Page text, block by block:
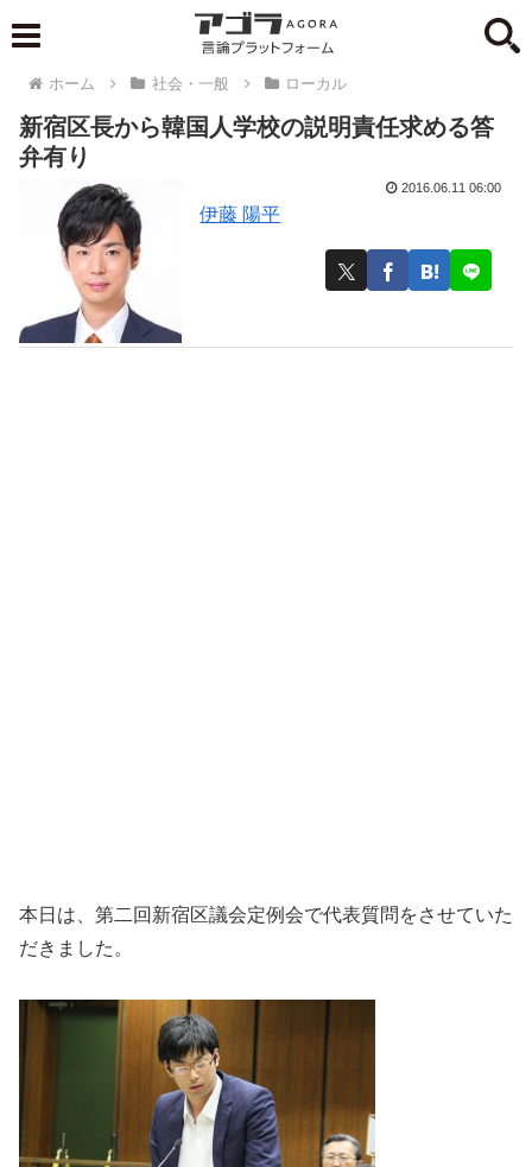
ホーム 社会・一般 ローカル
新宿区長から韓国人学校の説明責任求める答
弁有り
伊藤 陽平
2016.06.11 06:00
本日は、第二回新宿区議会定例会で代表質問をさせていた
だきました。